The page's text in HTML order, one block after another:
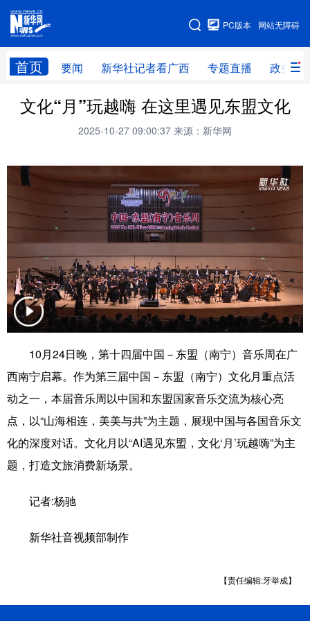
网站无障碍
PC版本
首页 要闻 新华社记者看广西 专题直播 政务信
网站地图
广西频道
新华社记者 专题直播
新华网导航
学习进行时 高层 时政 人事
国际 财经 网评 港澳
台湾 思客智库 全球连线 教育
科技 科普 体育 文化
健康 军事 访谈 视频
中央文件 金融 汽车
食品 人居 信息化 乡村振兴
溯源中国 城市 旅游 能源
悦读
亚太网 上市公司
文化“月”玩越嗨 在这里遇见东盟文化
2025-10-27 09:00:37 来源：新华网
10月24日晚，第十四届中国－东盟（南宁）音乐周在广
西南宁启幕。作为第三届中国－东盟（南宁）文化月重点活
动之一，本届音乐周以中国和东盟国家音乐交流为核心亮
点，以“山海相连，美美与共”为主题，展现中国与各国音乐文
化的深度对话。文化月以“AI遇见东盟，文化‘月’玩越嗨”为主
题，打造文旅消费新场景。
记者:杨驰
新华社音视频部制作
【责任编辑:牙举成】